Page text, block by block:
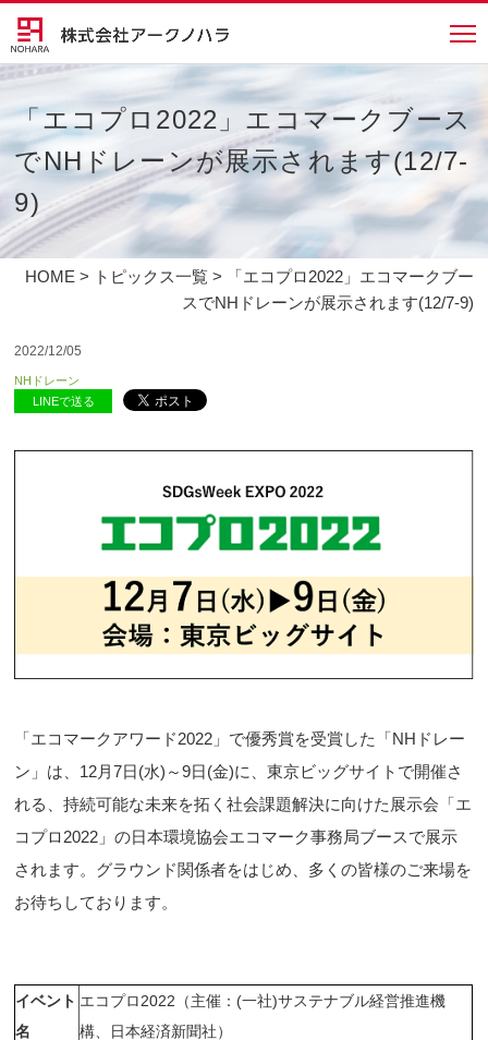
「エコプロ2022」エコマークブース
でNHドレーンが展示されます(12/7-
9)
HOME > トピックス一覧 > 「エコプロ2022」エコマークブー
スでNHドレーンが展示されます(12/7-9)
2022/12/05
NHドレーン
LINEで送る
「エコマークアワード2022」で優秀賞を受賞した「NHドレー
ン」は、12月7日(水)～9日(金)に、東京ビッグサイトで開催さ
れる、持続可能な未来を拓く社会課題解決に向けた展示会「エ
コプロ2022」の日本環境協会エコマーク事務局ブースで展示
されます。グラウンド関係者をはじめ、多くの皆様のご来場を
お待ちしております。
イベント
名
エコプロ2022（主催：(一社)サステナブル経営推進機
構、日本経済新聞社）